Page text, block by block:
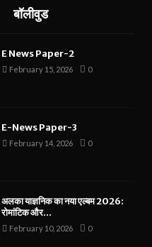
बॉलीवुड
E News Paper-2
February 15, 2026 0
E-News Paper-3
February 14, 2026 0
अलका याज्ञनिक का नया एल्बम 2026:
रोमांटिक और...
February 10, 2026 0